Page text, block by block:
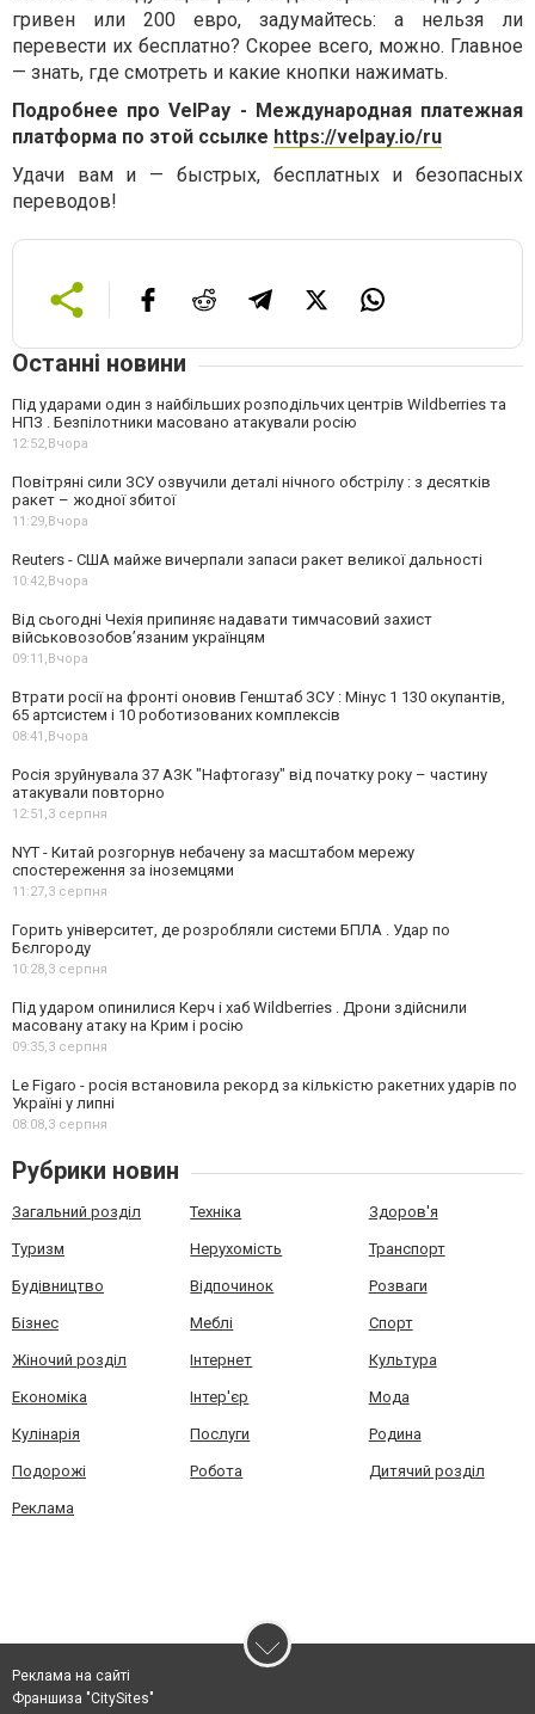
гривен или 200 евро, задумайтесь: а нельзя ли
перевести их бесплатно? Скорее всего, можно. Главное
— знать, где смотреть и какие кнопки нажимать.
Подробнее про VelPay - Международная платежная
платформа по этой ссылке https://velpay.io/ru
Удачи вам и — быстрых, бесплатных и безопасных
переводов!
Останні новини
Під ударами один з найбільших розподільчих центрів Wildberries та
НПЗ . Безпілотники масовано атакували росію
12:52, Вчора
Повітряні сили ЗСУ озвучили деталі нічного обстрілу : з десятків
ракет – жодної збитої
11:29, Вчора
Reuters - США майже вичерпали запаси ракет великої дальності
10:42, Вчора
Від сьогодні Чехія припиняє надавати тимчасовий захист
військовозобов’язаним українцям
09:11, Вчора
Втрати росії на фронті оновив Генштаб ЗСУ : Мінус 1 130 окупантів,
65 артсистем і 10 роботизованих комплексів
08:41, Вчора
Росія зруйнувала 37 АЗК "Нафтогазу" від початку року – частину
атакували повторно
12:51,3 серпня
NYT - Китай розгорнув небачену за масштабом мережу
спостереження за іноземцями
11:27,3 серпня
Горить університет, де розробляли системи БПЛА . Удар по
Бєлгороду
10:28,3 серпня
Під ударом опинилися Керч і хаб Wildberries . Дрони здійснили
масовану атаку на Крим і росію
09:35,3 серпня
Le Figaro - росія встановила рекорд за кількістю ракетних ударів по
Україні у липні
08:08,3 серпня
Рубрики новин
Загальний розділ Техніка Здоров'я
Туризм Нерухомість Транспорт
Будівництво Відпочинок Розваги
Бізнес Меблі Спорт
Жіночий розділ Інтернет Культура
Економіка Інтер'єр Мода
Кулінарія Послуги Родина
Подорожі Робота Дитячий розділ
Реклама
Реклама на сайті
Франшиза "CitySites"